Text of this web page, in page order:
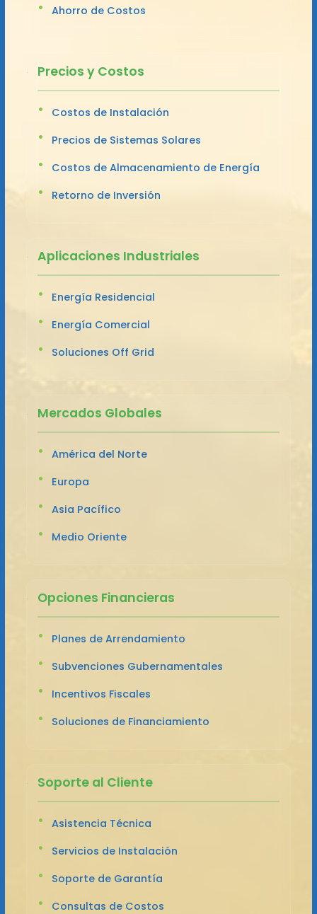
Ahorro de Costos
Precios y Costos
Costos de Instalación
Precios de Sistemas Solares
Costos de Almacenamiento de Energía
Retorno de Inversión
Aplicaciones Industriales
Energía Residencial
Energía Comercial
Soluciones Off Grid
Mercados Globales
América del Norte
Europa
Asia Pacífico
Medio Oriente
Opciones Financieras
Planes de Arrendamiento
Subvenciones Gubernamentales
Incentivos Fiscales
Soluciones de Financiamiento
Soporte al Cliente
Asistencia Técnica
Servicios de Instalación
Soporte de Garantía
Consultas de Costos